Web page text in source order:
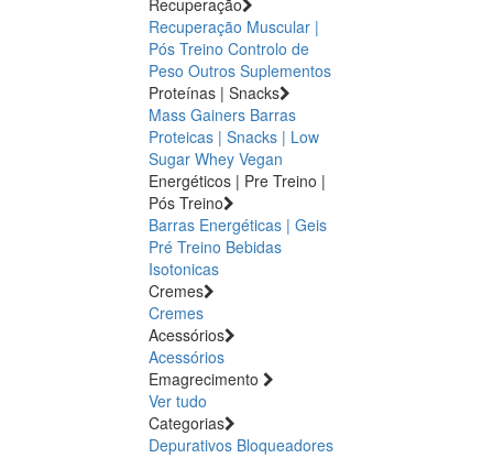
Recuperação Muscular |
Pós Treino Controlo de
Peso Outros Suplementos
Proteínas | Snacks
Mass Gainers Barras
Proteicas | Snacks | Low
Sugar Whey Vegan
Energéticos | Pre Treino |
Pós Treino
Barras Energéticas | Geis
Pré Treino Bebidas
Isotonicas
Cremes
Cremes
Acessórios
Acessórios
Emagrecimento
Ver tudo
Categorias
Depurativos Bloqueadores